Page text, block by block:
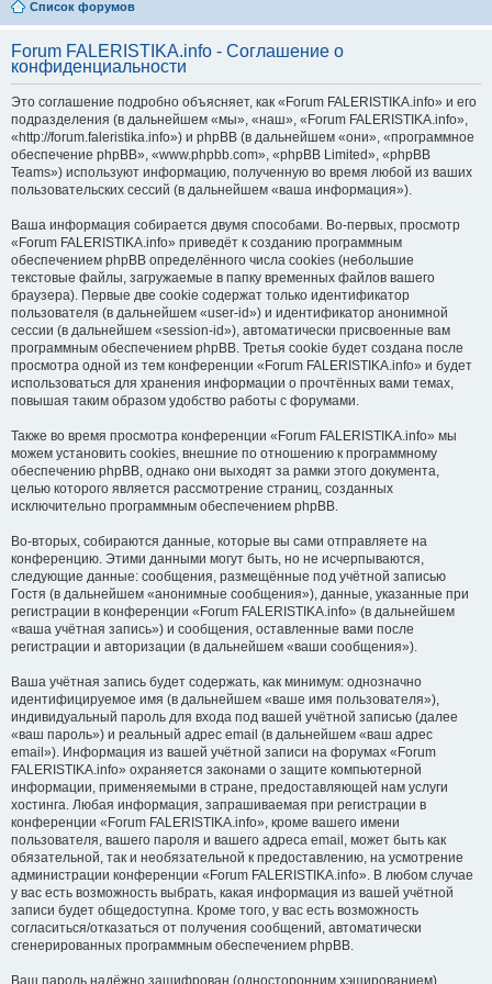
Список форумов
Forum FALERISTIKA.info - Соглашение о
конфиденциальности
Это соглашение подробно объясняет, как «Forum FALERISTIKA.info» и его
подразделения (в дальнейшем «мы», «наш», «Forum FALERISTIKA.info»,
«http://forum.faleristika.info») и phpBB (в дальнейшем «они», «программное
обеспечение phpBB», «www.phpbb.com», «phpBB Limited», «phpBB
Teams») используют информацию, полученную во время любой из ваших
пользовательских сессий (в дальнейшем «ваша информация»).
Ваша информация собирается двумя способами. Во-первых, просмотр
«Forum FALERISTIKA.info» приведёт к созданию программным
обеспечением phpBB определённого числа cookies (небольшие
текстовые файлы, загружаемые в папку временных файлов вашего
браузера). Первые две cookie содержат только идентификатор
пользователя (в дальнейшем «user-id») и идентификатор анонимной
сессии (в дальнейшем «session-id»), автоматически присвоенные вам
программным обеспечением phpBB. Третья cookie будет создана после
просмотра одной из тем конференции «Forum FALERISTIKA.info» и будет
использоваться для хранения информации о прочтённых вами темах,
повышая таким образом удобство работы с форумами.
Также во время просмотра конференции «Forum FALERISTIKA.info» мы
можем установить cookies, внешние по отношению к программному
обеспечению phpBB, однако они выходят за рамки этого документа,
целью которого является рассмотрение страниц, созданных
исключительно программным обеспечением phpBB.
Во-вторых, собираются данные, которые вы сами отправляете на
конференцию. Этими данными могут быть, но не исчерпываются,
следующие данные: сообщения, размещённые под учётной записью
Гостя (в дальнейшем «анонимные сообщения»), данные, указанные при
регистрации в конференции «Forum FALERISTIKA.info» (в дальнейшем
«ваша учётная запись») и сообщения, оставленные вами после
регистрации и авторизации (в дальнейшем «ваши сообщения»).
Ваша учётная запись будет содержать, как минимум: однозначно
идентифицируемое имя (в дальнейшем «ваше имя пользователя»),
индивидуальный пароль для входа под вашей учётной записью (далее
«ваш пароль») и реальный адрес email (в дальнейшем «ваш адрес
email»). Информация из вашей учётной записи на форумах «Forum
FALERISTIKA.info» охраняется законами о защите компьютерной
информации, применяемыми в стране, предоставляющей нам услуги
хостинга. Любая информация, запрашиваемая при регистрации в
конференции «Forum FALERISTIKA.info», кроме вашего имени
пользователя, вашего пароля и вашего адреса email, может быть как
обязательной, так и необязательной к предоставлению, на усмотрение
администрации конференции «Forum FALERISTIKA.info». В любом случае
у вас есть возможность выбрать, какая информация из вашей учётной
записи будет общедоступна. Кроме того, у вас есть возможность
согласиться/отказаться от получения сообщений, автоматически
сгенерированных программным обеспечением phpBB.
Ваш пароль надёжно зашифрован (односторонним хэшированием).